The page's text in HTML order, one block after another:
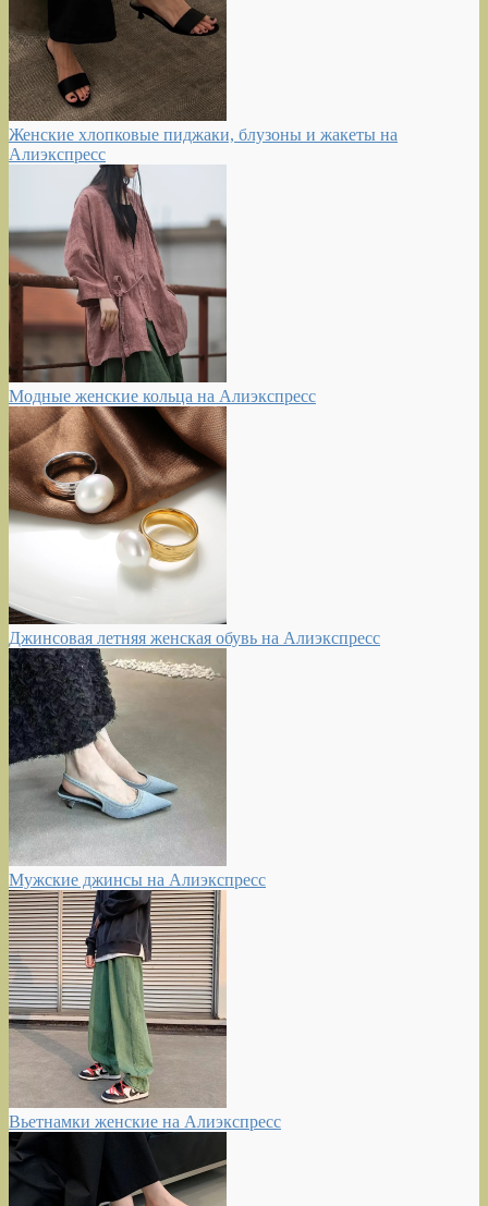
Женские хлопковые пиджаки, блузоны и жакеты на
Алиэкспресс
Модные женские кольца на Алиэкспресс
Джинсовая летняя женская обувь на Алиэкспресс
Мужские джинсы на Алиэкспресс
Вьетнамки женские на Алиэкспресс